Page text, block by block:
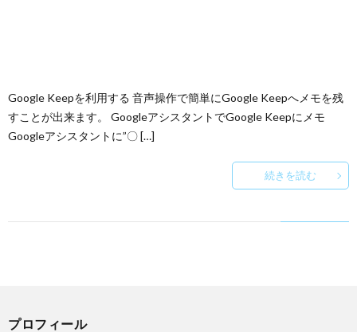
Google Keepを利用する 音声操作で簡単にGoogle Keepへメモを残
すことが出来ます。 GoogleアシスタントでGoogle Keepにメモ
Googleアシスタントに”〇 […]
続きを読む
プロフィール